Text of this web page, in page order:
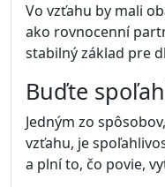
Vo vzťahu by mali
ako rovnocenní
stabilný základ pre
Buďte
Jedným zo
vzťahu, je
a plní to, čo povie,